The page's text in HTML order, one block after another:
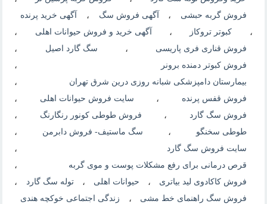
فروش گربه حبشی ، آگهی فروش سگ ، آگهی خرید پرنده
، کبوتر تروکاز ، آگهی خرید و فروش حیوانات اهلی ،
فروش قناری فری پاریسی ، سگ گارد اصیل ،
فروش کبوتر دمنده برونر ،
بیمارستان دامپزشکی شبانه روزی درین شرق تهران ،
فروش قفس پرنده ، سایت فروش حیوانات اهلی ،
فروش سگ گارد ، فروش طوطی کونور رنگارنگ ،
طوطی سخنگو ، سگ ماستيف- فروش دابرمن ،
سایت فروش سگ گارد ،
قرص درمانی برای رفع مشکلات پوست و موی گربه ،
فروش کاکادوی لید بیاتری ، حیوانات اهلی ، توله سگ گارد ،
فروش سگ راهنمای خط مشی ، زندگی اجتماعی خوکچه هندی